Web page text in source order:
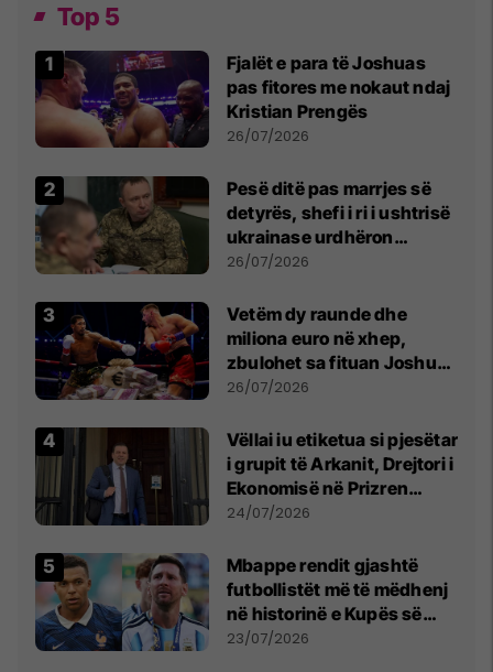
Top 5
Fjalët e para të Joshuas
pas fitores me nokaut ndaj
Kristian Prengës
26/07/2026
Pesë ditë pas marrjes së
detyrës, shefi i ri i ushtrisë
ukrainase urdhëron
kontroll të madh
26/07/2026
Vetëm dy raunde dhe
miliona euro në xhep,
zbulohet sa fituan Joshua
e Prenga
26/07/2026
Vëllai iu etiketua si pjesëtar
i grupit të Arkanit, Drejtori i
Ekonomisë në Prizren
mohon pretendimet
24/07/2026
Mbappe rendit gjashtë
futbollistët më të mëdhenj
në historinë e Kupës së
Botës, Messi mbetet i dyti
23/07/2026